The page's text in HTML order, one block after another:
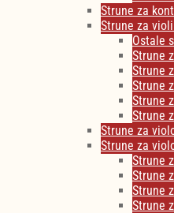
Strune za
Strune za
Ostale
Strune
Strune
Strune
Strune
Strune
Strune za
Strune za
Strune
Strune
Strune
Strune